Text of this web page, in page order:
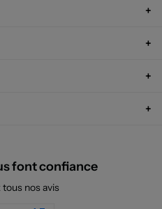
font confiance
nos avis